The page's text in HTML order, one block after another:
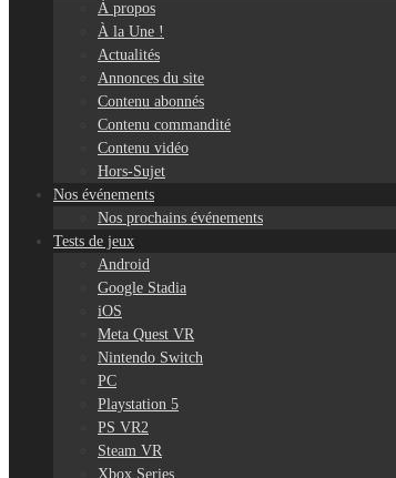
À propos
À la Une !
Actualités
Annonces du site
Contenu abonnés
Contenu commandité
Contenu vidéo
Hors-Sujet
Nos événements
Nos prochains événements
Tests de jeux
Android
Google Stadia
iOS
Meta Quest VR
Nintendo Switch
PC
Playstation 5
PS VR2
Steam VR
Xbox Series